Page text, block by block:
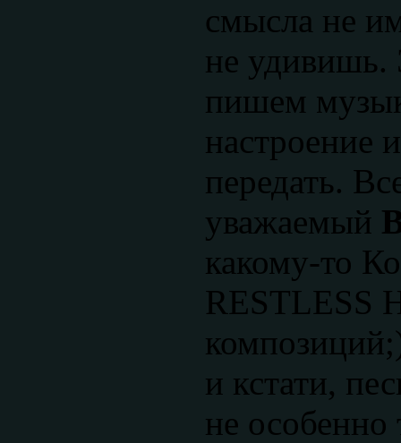
смысла не
не удивишь.
пишем
настроение
передать.
уважаемый
какому-то
RESTLESS
и кстати,
не особенно